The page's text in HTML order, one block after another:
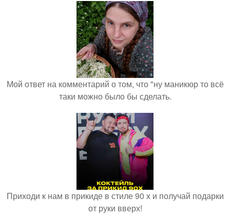
Мой ответ на комментарий о том, что "ну маникюр то всё
таки можно было бы сделать.
Приходи к нам в прикиде в стиле 90 х и получай подарки
от руки вверх!